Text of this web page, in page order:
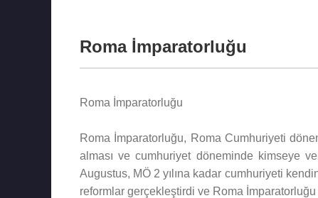
Roma İmparatorluğu
Roma İmparatorluğu
Roma İmparatorluğu, Roma Cumhuriyeti
alması ve cumhuriyet döneminde kimseye
Augustus, MÖ 2 yılına kadar cumhuriyeti
reformlar gerçekleştirdi ve Roma